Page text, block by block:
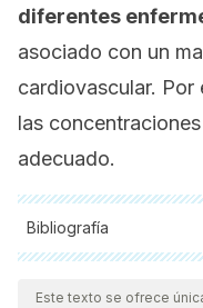
diferentes
asociado con un
cardiovascular. Por
las
adecuado.
Bibliografía
Todas las fuentes
nuestro equipo, para
Este texto se ofrece